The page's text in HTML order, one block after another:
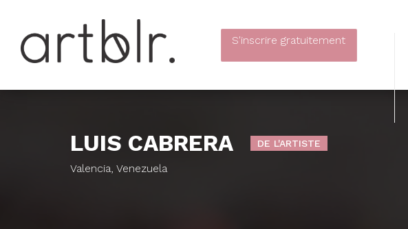
S'inscrire gratuitement
LUIS CABRERA DE L'ARTISTE
Valencia, Venezuela